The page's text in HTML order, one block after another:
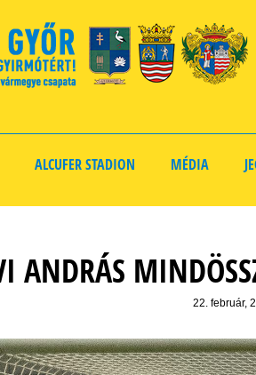
ALCUFER STADION MÉDIA
ANDRÁS
22. február,